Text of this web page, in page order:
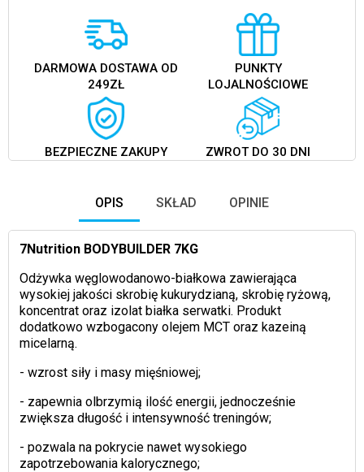
DARMOWA DOSTAWA OD
249ZŁ
PUNKTY
LOJALNOŚCIOWE
BEZPIECZNE ZAKUPY ZWROT DO 30 DNI
OPIS SKŁAD OPINIE
7Nutrition BODYBUILDER 7KG
Odżywka węglowodanowo-białkowa zawierająca
wysokiej jakości skrobię kukurydzianą, skrobię ryżową,
koncentrat oraz izolat białka serwatki. Produkt
dodatkowo wzbogacony olejem MCT oraz kazeiną
micelarną.
- wzrost siły i masy mięśniowej;
- zapewnia olbrzymią ilość energii, jednocześnie
zwiększa długość i intensywność treningów;
- pozwala na pokrycie nawet wysokiego
zapotrzebowania kalorycznego;